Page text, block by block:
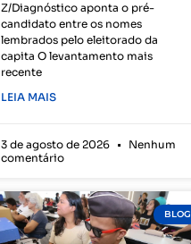
Z/Diagnóstico aponta o pré-
candidato entre os nomes
lembrados pelo eleitorado da
capita O levantamento mais
recente
LEIA MAIS
3 de agosto de 2026
Nenhum
comentário
BLOG